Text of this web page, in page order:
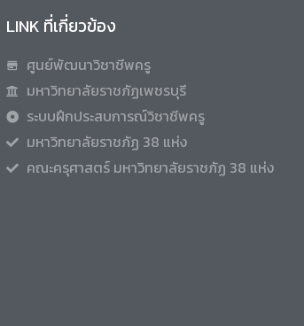
LINK ที่เกี่ยวข้อง
ศูนย์พัฒนาวิชาชีพครู
มหาวิทยาลัยราชภัฏเพชรบุรี
ระบบฝึกประสบการณ์วิชาชีพครู
มหาวิทยาลัยราชภัฏ 38 แห่ง
คณะครุศาสตร์ มหาวิทยาลัยราชภัฏ 38 แห่ง